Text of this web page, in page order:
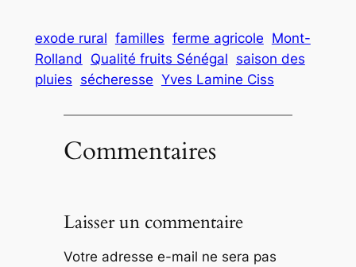
exode rural familles ferme agricole Mont-
Rolland
Qualité fruits Sénégal saison des
pluies sécheresse Yves Lamine Ciss
Commentaires
Laisser un commentaire
Votre adresse e-mail ne sera pas